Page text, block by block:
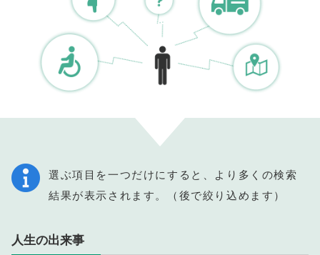
選ぶ項目を一つだけにすると、より多くの検索
結果が表示されます。（後で絞り込めます）
人生の出来事